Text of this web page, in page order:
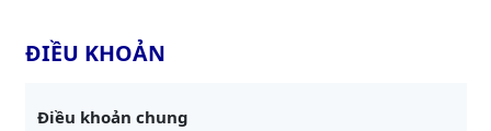
ĐIỀU KHOẢN
Điều khoản chung